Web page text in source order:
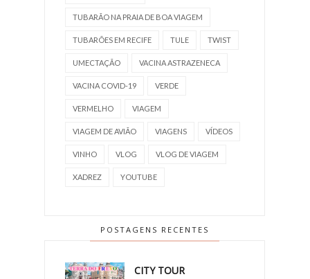
TUBARÃO NA PRAIA DE BOA VIAGEM
TUBARÕES EM RECIFE TULE TWIST
UMECTAÇÃO VACINA ASTRAZENECA
VACINA COVID-19 VERDE
VERMELHO VIAGEM
VIAGEM DE AVIÃO VIAGENS VÍDEOS
VINHO VLOG VLOG DE VIAGEM
XADREZ YOUTUBE
POSTAGENS RECENTES
CITY TOUR